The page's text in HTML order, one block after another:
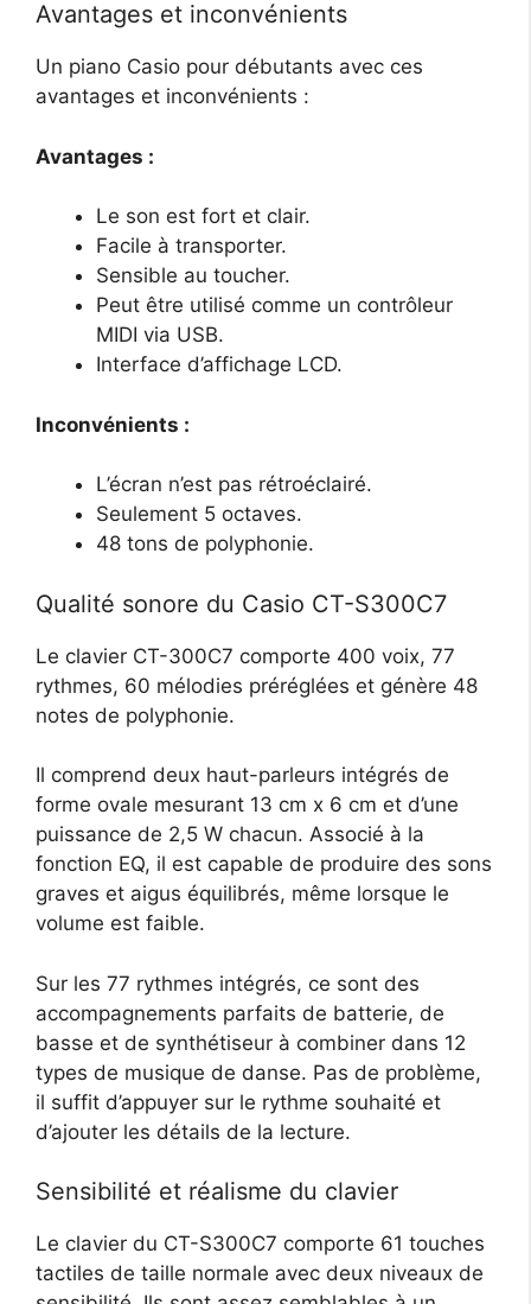
Avantages et inconvénients
Un piano Casio pour débutants avec ces
avantages et inconvénients :
Avantages :
Le son est fort et clair.
Facile à transporter.
Sensible au toucher.
Peut être utilisé comme un contrôleur
MIDI via USB.
Interface d’affichage LCD.
Inconvénients :
L’écran n’est pas rétroéclairé.
Seulement 5 octaves.
48 tons de polyphonie.
Qualité sonore du Casio CT-S300C7
Le clavier CT-300C7 comporte 400 voix, 77
rythmes, 60 mélodies préréglées et génère 48
notes de polyphonie.
Il comprend deux haut-parleurs intégrés de
forme ovale mesurant 13 cm x 6 cm et d’une
puissance de 2,5 W chacun. Associé à la
fonction EQ, il est capable de produire des sons
graves et aigus équilibrés, même lorsque le
volume est faible.
Sur les 77 rythmes intégrés, ce sont des
accompagnements parfaits de batterie, de
basse et de synthétiseur à combiner dans 12
types de musique de danse. Pas de problème,
il suffit d’appuyer sur le rythme souhaité et
d’ajouter les détails de la lecture.
Sensibilité et réalisme du clavier
Le clavier du CT-S300C7 comporte 61 touches
tactiles de taille normale avec deux niveaux de